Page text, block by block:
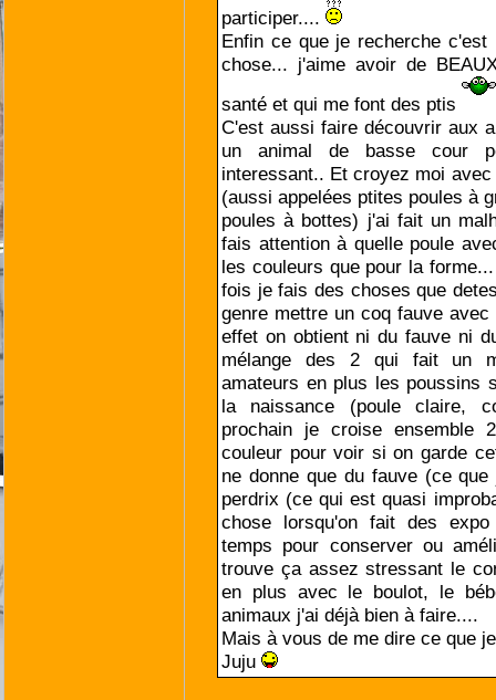
participer....
Enfin ce que je recherche
chose... j'aime avoir de
santé et qui me font des ptis
C'est aussi faire découvrir aux
un animal de basse cour
interessant.. Et croyez moi
(aussi appelées ptites poules à
poules à bottes) j'ai fait un
fais attention à quelle poule
les couleurs que pour la
fois je fais des choses que
genre mettre un coq fauve
effet on obtient ni du fauve ni
mélange des 2 qui fait un
amateurs en plus les poussins
la naissance (poule claire,
prochain je croise ensemble
couleur pour voir si on garde
ne donne que du fauve (ce
perdrix (ce qui est quasi
chose lorsqu'on fait des
temps pour conserver ou
trouve ça assez stressant le
en plus avec le boulot, le
animaux j'ai déjà bien à faire....
Mais à vous de me dire ce que
Juju